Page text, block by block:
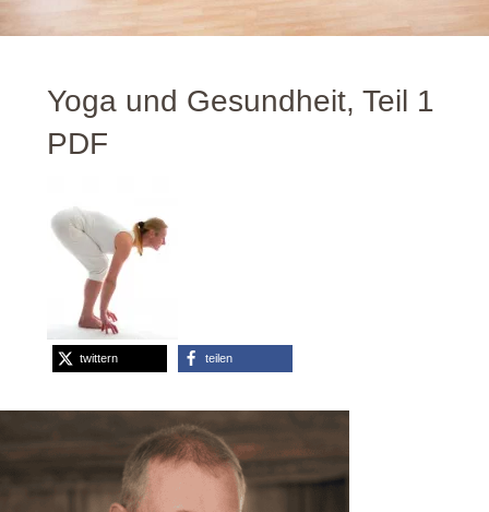
Yoga und Gesundheit, Teil 1
PDF
twittern teilen